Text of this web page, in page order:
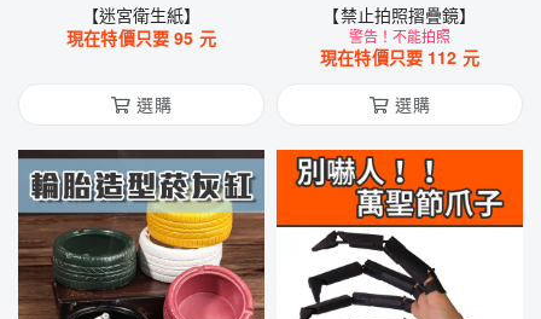
【迷宮衛生紙】
現在特價只要95 元
選購
【禁止拍照摺疊鏡】
警告！不能拍照
現在特價只要 112 元
選購